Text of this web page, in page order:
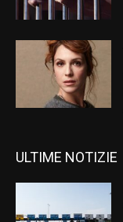
ULTIME NOTIZIE